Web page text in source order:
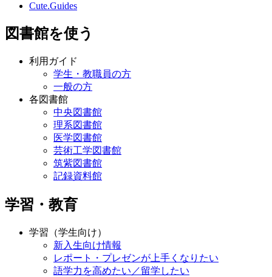
Cute.Guides
図書館を使う
利用ガイド
学生・教職員の方
一般の方
各図書館
中央図書館
理系図書館
医学図書館
芸術工学図書館
筑紫図書館
記録資料館
学習・教育
学習（学生向け）
新入生向け情報
レポート・プレゼンが上手くなりたい
語学力を高めたい／留学したい